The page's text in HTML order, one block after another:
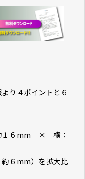
り４ポイントと６
約１６mm × 横：
６mm）を拡大比